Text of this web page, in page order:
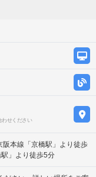
わせください
本線「京橋駅」より徒歩
」より徒歩5分